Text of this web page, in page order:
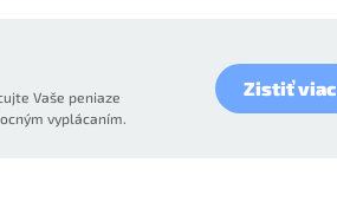
Vaše peniaze
vyplácaním.
Zistiť viac